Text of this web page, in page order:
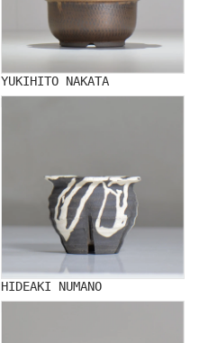
YUKIHITO NAKATA
HIDEAKI NUMANO